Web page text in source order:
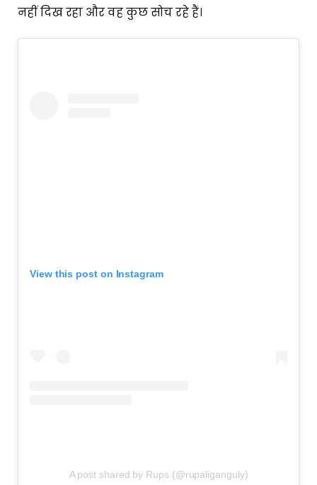
नहीं दिख रहा और वह कुछ सोच रहे हैं।
View this post on Instagram
A post shared by Rups (@rupaliganguly)